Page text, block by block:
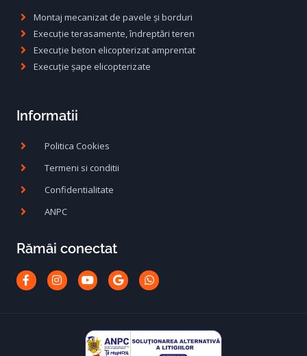
Montaj mecanizat de pavele și borduri
Execuție terasamente, îndreptări teren
Execuție beton elicopterizat amprentat
Execuție șape elicopterizate
Informatii
Politica Cookies
Termeni si conditii
Confidentialitate
ANPC
Rămâi conectat
Facebook-
f
Instagram
YoutubeGoogleWhatsapp